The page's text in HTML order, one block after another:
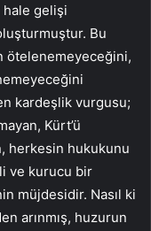
hale gelişi
Bu
ötelenemeyeceğini,
kardeşlik vurgusu;
Kürt’ü
herkesin hukukunu
ve kurucu bir
müjdesidir. Nasıl ki
arınmış, huzurun